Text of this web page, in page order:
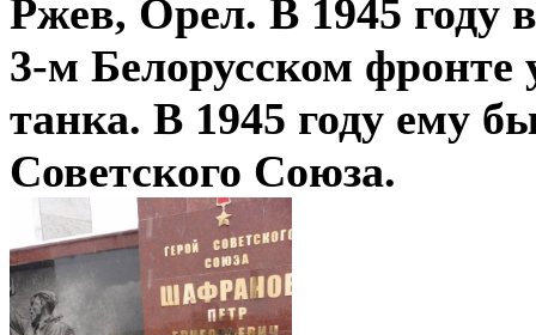
Ржев, Орел. В 1945 году
3-м Белорусском
танка. В 1945 году ему
Советского Союза.